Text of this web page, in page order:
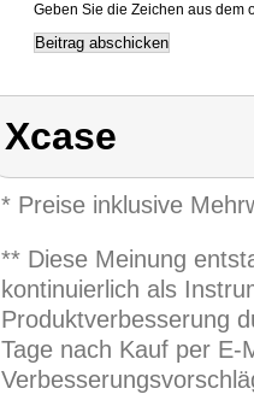
Geben Sie die Zeichen aus dem
Xcase
* Preise inklusive
** Diese Meinung
kontinuierlich als
Produktverbesserung
Tage nach Kauf per E-